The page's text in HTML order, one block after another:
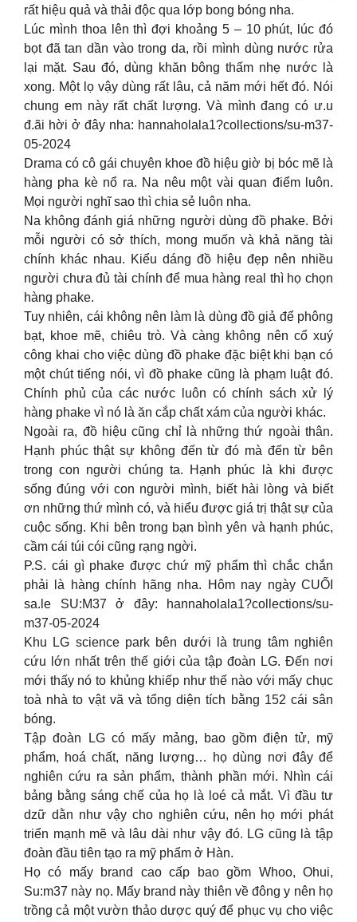
rất hiệu quả và thải độc qua lớp bong bóng nha.
Lúc mình thoa lên thì đợi khoảng 5 – 10 phút, lúc đó
bọt đã tan dần vào trong da, rồi mình dùng nước rửa
lại mặt. Sau đó, dùng khăn bông thấm nhẹ nước là
xong. Một lọ vậy dùng rất lâu, cả năm mới hết đó. Nói
chung em này rất chất lượng. Và mình đang có ư.u
đ.ãi hời ở đây nha: hannaholala1?collections/su-m37-
05-2024
Drama có cô gái chuyên khoe đồ hiệu giờ bị bóc mẽ là
hàng pha kè nổ ra. Na nêu một vài quan điểm luôn.
Mọi người nghĩ sao thì chia sẻ luôn nha.
Na không đánh giá những người dùng đồ phake. Bởi
mỗi người có sở thích, mong muốn và khả năng tài
chính khác nhau. Kiểu dáng đồ hiệu đẹp nên nhiều
người chưa đủ tài chính để mua hàng real thì họ chọn
hàng phake.
Tuy nhiên, cái không nên làm là dùng đồ giả để phông
bạt, khoe mẽ, chiêu trò. Và càng không nên cổ xuý
công khai cho việc dùng đồ phake đặc biệt khi bạn có
một chút tiếng nói, vì đồ phake cũng là phạm luật đó.
Chính phủ của các nước luôn có chính sách xử lý
hàng phake vì nó là ăn cắp chất xám của người khác.
Ngoài ra, đồ hiệu cũng chỉ là những thứ ngoài thân.
Hạnh phúc thật sự không đến từ đó mà đến từ bên
trong con người chúng ta. Hạnh phúc là khi được
sống đúng với con người mình, biết hài lòng và biết
ơn những thứ mình có, và hiểu được giá trị thật sự của
cuộc sống. Khi bên trong bạn bình yên và hạnh phúc,
cầm cái túi cói cũng rạng ngời.
P.S. cái gì phake được chứ mỹ phẩm thì chắc chắn
phải là hàng chính hãng nha. Hôm nay ngày CUỐI
sa.le SU:M37 ở đây: hannaholala1?collections/su-
m37-05-2024
Khu LG science park bên dưới là trung tâm nghiên
cứu lớn nhất trên thế giới của tập đoàn LG. Đến nơi
mới thấy nó to khủng khiếp như thế nào với mấy chục
toà nhà to vật vã và tổng diện tích bằng 152 cái sân
bóng.
Tập đoàn LG có mấy mảng, bao gồm điện tử, mỹ
phẩm, hoá chất, năng lượng… họ dùng nơi đây để
nghiên cứu ra sản phẩm, thành phần mới. Nhìn cái
bảng bằng sáng chế của họ là loé cả mắt. Vì đầu tư
dzữ dằn như vậy cho nghiên cứu, nên họ mới phát
triển mạnh mẽ và lâu dài như vậy đó. LG cũng là tập
đoàn đầu tiên tạo ra mỹ phẩm ở Hàn.
Họ có mấy brand cao cấp bao gồm Whoo, Ohui,
Su:m37 này nọ. Mấy brand này thiên về đông y nên họ
trồng cả một vườn thảo dược quý để phục vụ cho việc